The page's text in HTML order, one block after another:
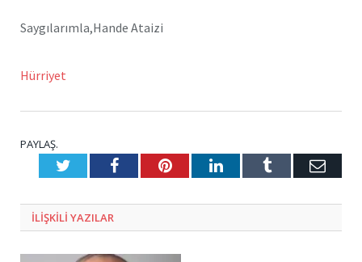
Saygılarımla,Hande Ataizi
Hürriyet
PAYLAŞ.
TwitterFacebookPinterestLinkedInTumblr E-
ILIŞKILI YAZILAR